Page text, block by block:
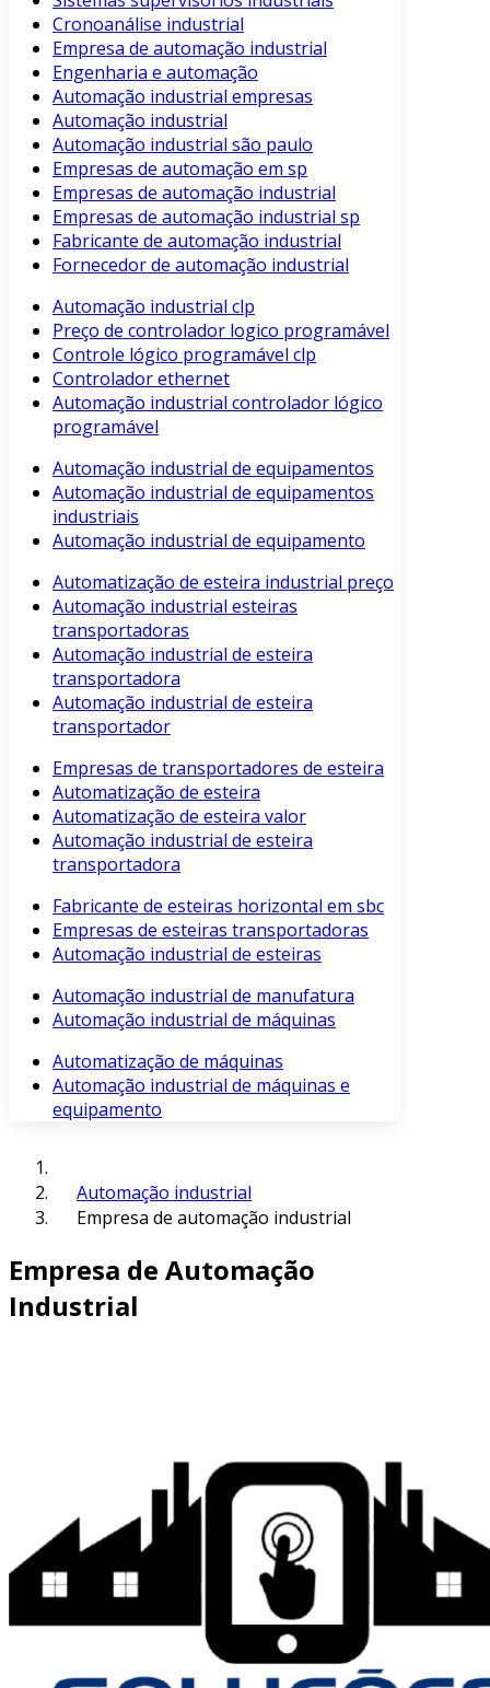
Cronoanálise industrial
Empresa de automação industrial
Engenharia e automação
Automação industrial empresas
Automação industrial
Automação industrial são paulo
Empresas de automação em sp
Empresas de automação industrial
Empresas de automação industrial sp
Fabricante de automação industrial
Fornecedor de automação industrial
Automação industrial clp
Preço de controlador logico programável
Controle lógico programável clp
Controlador ethernet
Automação industrial controlador lógico
programável
Automação industrial de equipamentos
Automação industrial de equipamentos
industriais
Automação industrial de equipamento
Automatização de esteira industrial preço
Automação industrial esteiras
transportadoras
Automação industrial de esteira
transportadora
Automação industrial de esteira
transportador
Empresas de transportadores de esteira
Automatização de esteira
Automatização de esteira valor
Automação industrial de esteira
transportadora
Fabricante de esteiras horizontal em sbc
Empresas de esteiras transportadoras
Automação industrial de esteiras
Automação industrial de manufatura
Automação industrial de máquinas
Automatização de máquinas
Automação industrial de máquinas e
equipamento
Automação industrial
Empresa de automação industrial
Empresa de Automação
Industrial